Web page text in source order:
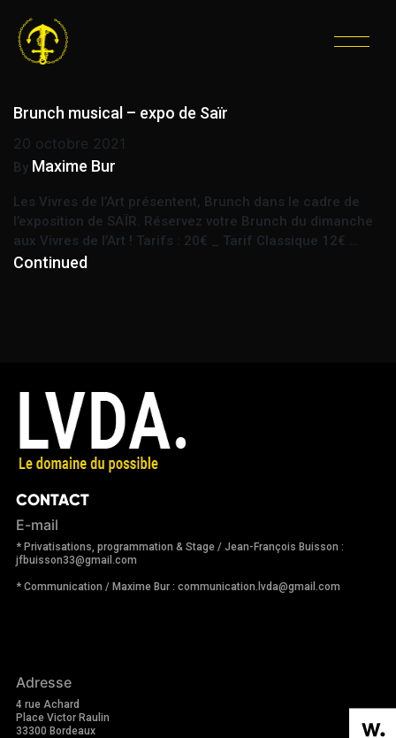
ÉTIQUETTE :
REPAS
Brunch musical – expo de Saïr
20 octobre 2021
By Maxime Bur
Les Vivres de l’Art présentent, Brunch dans le cadre de
l’exposition de SAÏR. Réservez votre Brunch du dimanche
aux Vivres de l’Art ! Tarifs : 20€ _ Tarif Classique 12€ …
Continued
CONTACT
E-mail
* Privatisations, programmation & Stage / Jean-François Buisson :
jfbuisson33@gmail.com
* Communication / Maxime Bur : communication.lvda@gmail.com
Adresse
4 rue Achard
Place Victor Raulin
33300 Bordeaux